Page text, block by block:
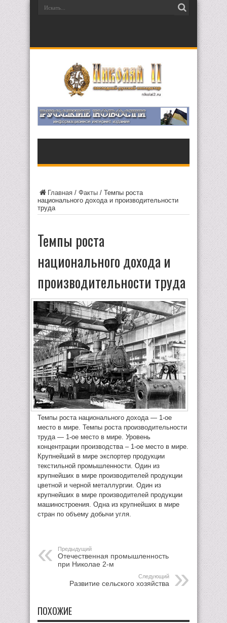
Главная / Факты / Темпы роста
национального дохода и производительности
труда
Темпы роста
национального дохода и
производительности труда
Темпы роста национального дохода — 1-ое
место в мире. Темпы роста производительности
труда — 1-ое место в мире. Уровень
концентрации производства – 1-ое место в мире.
Крупнейший в мире экспортер продукции
текстильной промышленности. Один из
крупнейших в мире производителей продукции
цветной и черной металлургии. Один из
крупнейших в мире производителей продукции
машиностроения. Одна из крупнейших в мире
стран по объему добычи угля.
Предыдущий
Отечественная промышленность
при Николае 2-м
Следующий
Развитие сельского хозяйства
ПОХОЖИЕ